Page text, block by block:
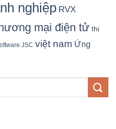
nghiệp RVX
mại điện tử thị
JSC việt nam Ứng